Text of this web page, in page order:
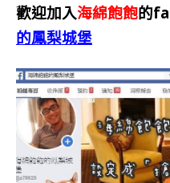
歡迎加入海綿飽飽的
的鳳梨城堡